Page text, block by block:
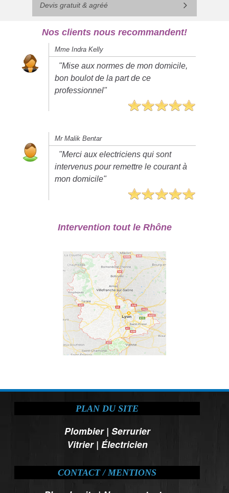
Devis gratuit & agréé
Nos clients nous recommandent!
Mme Indra Kelly
"Mise aux normes de mon domicile,
bon boulot de la part de ce
professionnel"
Mr Malik Bentar
"Merci aux electriciens qui sont
intervenus pour remettre le courant à
mon domicile"
Intervention tout le Rhône
PLAN DU SITE
Plombier| Serrurier
Vitrier| Électricien
CONTACT / MENTIONS